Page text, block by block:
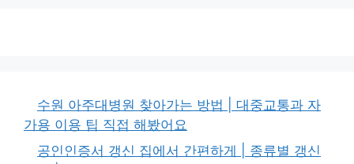
수원 아주대병원 찾아가는 방법 | 대중교통과 자
가용 이용 팁 직접 해봤어요
공인인증서 갱신 집에서 간편하게 | 종류별 갱신